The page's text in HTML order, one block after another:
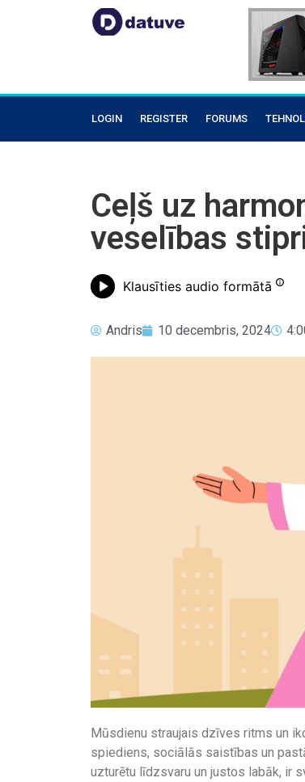
LOGIN REGISTER FORUMS
Ceļš uz
veselības
Klausīties audio formātā
Andris 10 decembris, 2024
Mūsdienu straujais dzīves ritms un
spiediens, sociālās saistības un
uzturētu līdzsvaru un justos labāk, ir